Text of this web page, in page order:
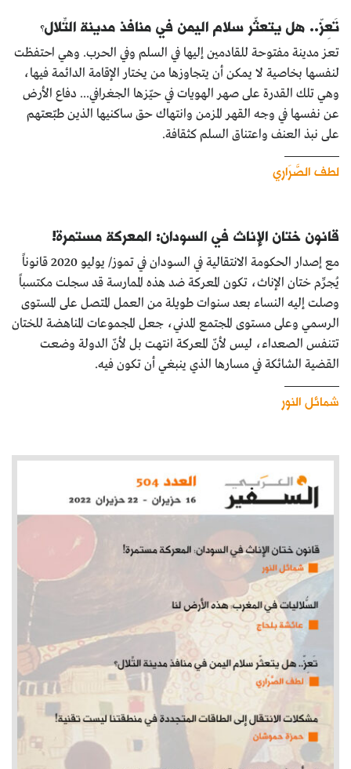
تَعِزّ.. هل يتعثّر سلام اليمن في منافذ مدينة التِّلال؟
تعز مدينة مفتوحة للقادمين إليها في السلم وفي الحرب. وهي احتفظت
لنفسها بخاصية لا يمكن أن يتجاوزها من يختار الإقامة الدائمة فيها،
وهي تلك القدرة على صهر الهويات في حيّزها الجغرافي... دفاع الأرض
عن نفسها في وجه القهر المزمن وانتهاك حق ساكنيها الذين طبّعتهم
على نبذ العنف واعتناق السلم كثقافة.
لطف الصَّرَاري
قانون ختان الإناث في السودان: المعركة مستمرة!
مع إصدار الحكومة الانتقالية في السودان في تموز/ يوليو 2020 قانوناً
يُجرِّم ختان الإناث، تكون المعركة ضد هذه الممارسة قد سجلت مكتسباً
وصلت إليه النساء بعد سنوات طويلة من العمل المتصل على المستوى
الرسمي وعلى مستوى المجتمع المدني، جعل المجموعات المناهضة للختان
تتنفس الصعداء، ليس لأنّ المعركة انتهت بل لأنّ الدولة وضعت
القضية الشائكة في مسارها الذي ينبغي أن تكون فيه.
شمائل النور